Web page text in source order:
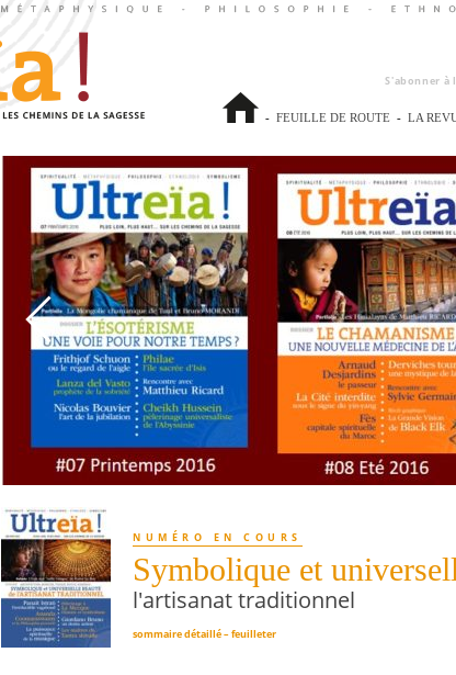
S'abonner à
- FEUILLE DE ROUTE - LA
NUMÉRO EN COURS
Symbolique et
l'artisanat traditionnel
sommaire détaillé–feuilleter